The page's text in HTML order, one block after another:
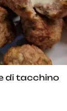
di tacchino